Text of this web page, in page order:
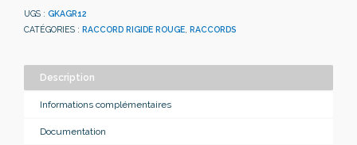
UGS : GKAGR12
CATÉGORIES : RACCORD RIGIDE ROUGE RACCORDS
Description
Informations complémentaires
Documentation